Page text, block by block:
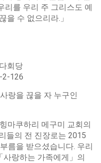
리를 우리 주 그리스도 예
을 수 없으리라.」
회당
2-126
랑을 끊을 자 누구인
마쿠하리 메구미 교회의
들의 전 진장로는 2015
름을 받으셨습니다. 우리
사랑하는 가족에게」의